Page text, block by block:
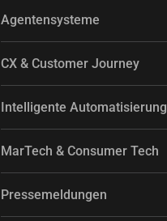
Agentensysteme
CX & Customer Journey
Intelligente Automatisierung
MarTech & Consumer Tech
Pressemeldungen